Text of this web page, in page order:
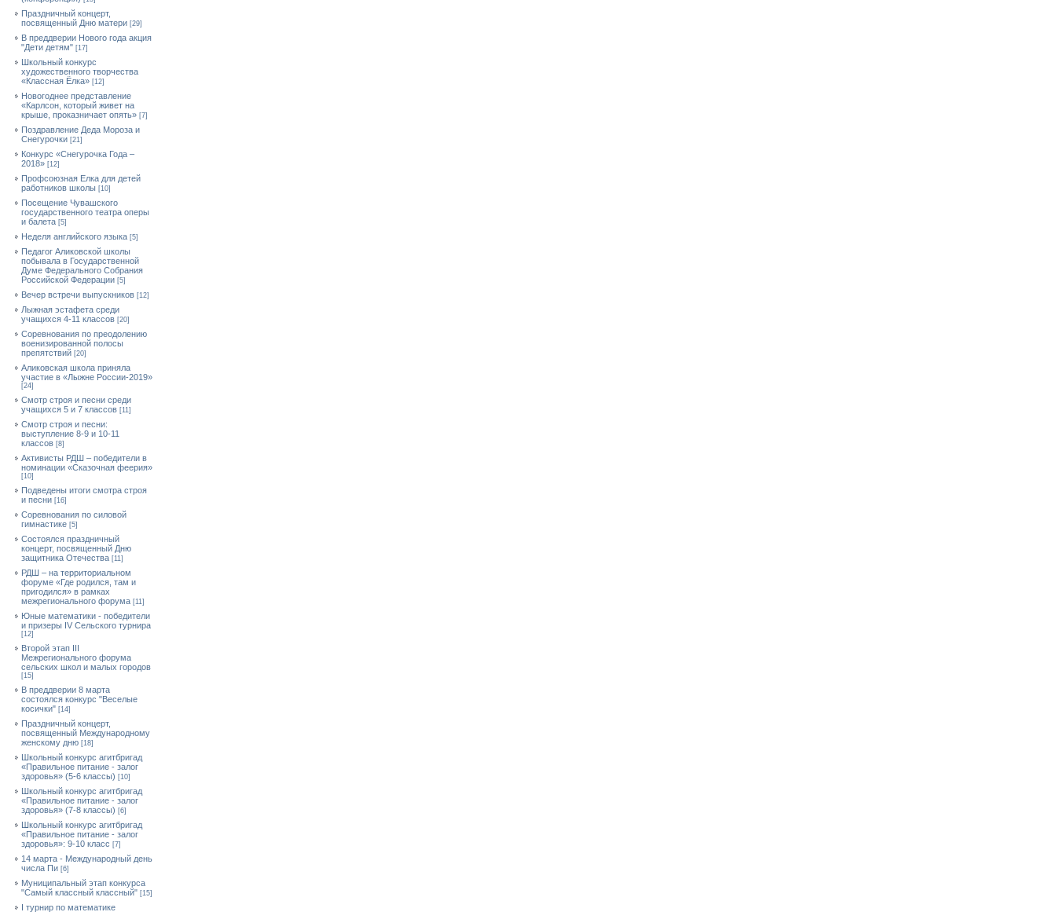
Праздничный концерт,
посвященный Дню матери [29]
В преддверии Нового года акция
"Дети детям" [17]
Школьный конкурс
художественного творчества
«Классная Ёлка» [12]
Новогоднее представление
«Карлсон, который живет на
крыше, проказничает опять» [7]
Поздравление Деда Мороза и
Снегурочки [21]
Конкурс «Снегурочка Года –
2018» [12]
Профсоюзная Елка для детей
работников школы [10]
Посещение Чувашского
государственного театра оперы
и балета [5]
Неделя английского языка [5]
Педагог Аликовской школы
побывала в Государственной
Думе Федерального Собрания
Российской Федерации [5]
Вечер встречи выпускников [12]
Лыжная эстафета среди
учащихся 4-11 классов [20]
Cоревнования по преодолению
военизированной полосы
препятствий [20]
Аликовская школа приняла
участие в «Лыжне России-2019»
[24]
Смотр строя и песни среди
учащихся 5 и 7 классов [11]
Смотр строя и песни:
выступление 8-9 и 10-11
классов [8]
Активисты РДШ – победители в
номинации «Сказочная феерия»
[10]
Подведены итоги смотра строя
и песни [16]
Соревнования по силовой
гимнастике [5]
Состоялся праздничный
концерт, посвященный Дню
защитника Отечества [11]
РДШ – на территориальном
форуме «Где родился, там и
пригодился» в рамках
межрегионального форума [11]
Юные математики - победители
и призеры IV Сельского турнира
[12]
Второй этап III
Межрегионального форума
сельских школ и малых городов
[15]
В преддверии 8 марта
состоялся конкурс "Веселые
косички" [14]
Праздничный концерт,
посвященный Международному
женскому дню [18]
Школьный конкурс агитбригад
«Правильное питание - залог
здоровья» (5-6 классы) [10]
Школьный конкурс агитбригад
«Правильное питание - залог
здоровья» (7-8 классы) [6]
Школьный конкурс агитбригад
«Правильное питание - залог
здоровья»: 9-10 класс [7]
14 марта - Международный день
числа Пи [6]
Муниципальный этап конкурса
"Самый классный классный" [15]
I турнир по математике